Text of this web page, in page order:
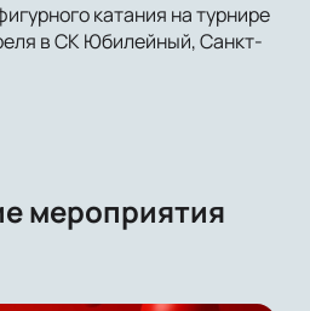
катания на турнире
в СК Юбилейный, Санкт-
мероприятия